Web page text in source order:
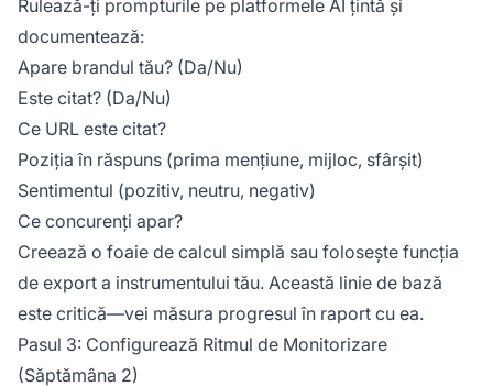
Rulează-ți prompturile pe platformele AI țintă și
documentează:
Apare brandul tău? (Da/Nu)
Este citat? (Da/Nu)
Ce URL este citat?
Poziția în răspuns (prima mențiune, mijloc, sfârșit)
Sentimentul (pozitiv, neutru, negativ)
Ce concurenți apar?
Creează o foaie de calcul simplă sau folosește funcția
de export a instrumentului tău. Această linie de bază
este critică—vei măsura progresul în raport cu ea.
Pasul 3: Configurează Ritmul de Monitorizare
(Săptămâna 2)